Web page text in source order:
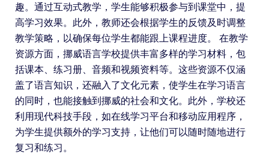
趣。通过互动式教学，学生能够积极参与到课堂中，提
高学习效果。此外，教师还会根据学生的反馈及时调整
教学策略，以确保每位学生都能跟上课程进度。 在教学
资源方面，挪威语言学校提供丰富多样的学习材料，包
括课本、练习册、音频和视频资料等。这些资源不仅涵
盖了语言知识，还融入了文化元素，使学生在学习语言
的同时，也能接触到挪威的社会和文化。此外，学校还
利用现代科技手段，如在线学习平台和移动应用程序，
为学生提供额外的学习支持，让他们可以随时随地进行
复习和练习。